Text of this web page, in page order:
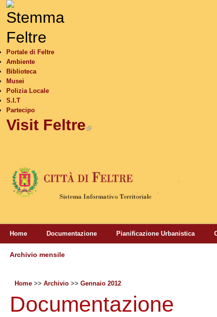
Portale di Feltre
Ambiente
Biblioteca
Musei
Polizia Locale
S.I.T
Partecipo
Visit Feltre
Home Documentazione Pianificazione Urbanistica
Archivio mensile
Home >> Archivio >> Gennaio 2012
Documentazione